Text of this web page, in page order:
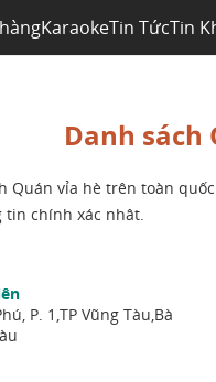
KaraokeTin TứcTin
Danh sách
Quán vỉa hè trên toàn
tin chính xác nhât.
P. 1,TP Vũng Tàu,Bà